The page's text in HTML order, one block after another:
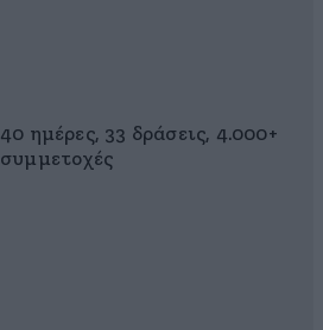
40 ημέρες, 33 δράσεις, 4.000+
συμμετοχές